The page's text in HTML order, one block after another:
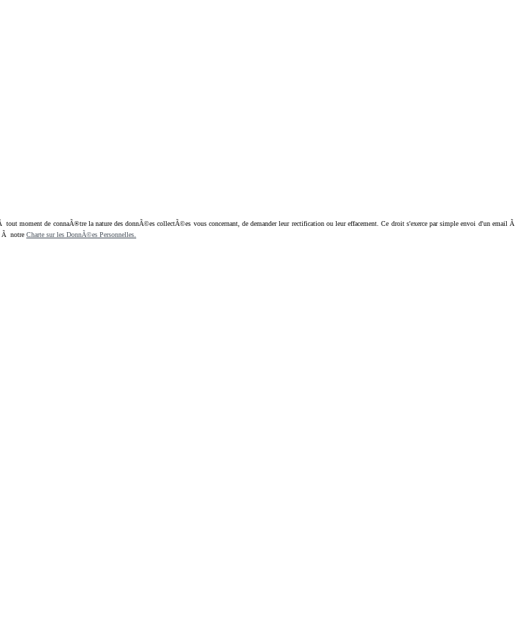
moment de connaÃ®tre la nature des donnÃ©es collectÃ©es vous concernant, de demander leur rectification ou leur effacement. Ce droit s'exerce par simple envoi d'un email Ã
Ã notre Charte sur les DonnÃ©es Personnelles.